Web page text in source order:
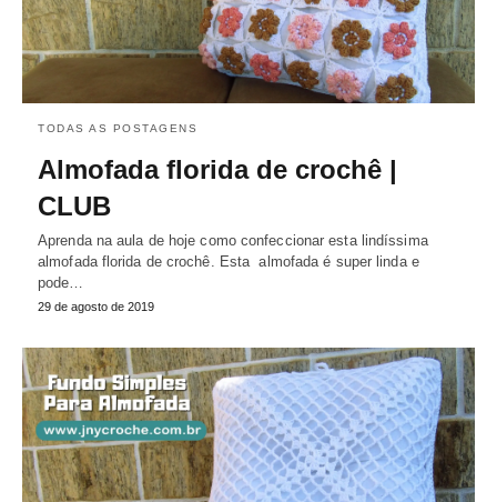
TODAS AS POSTAGENS
Almofada florida de crochê |
CLUB
Aprenda na aula de hoje como confeccionar esta lindíssima
almofada florida de crochê. Esta almofada é super linda e
pode…
29 de agosto de 2019